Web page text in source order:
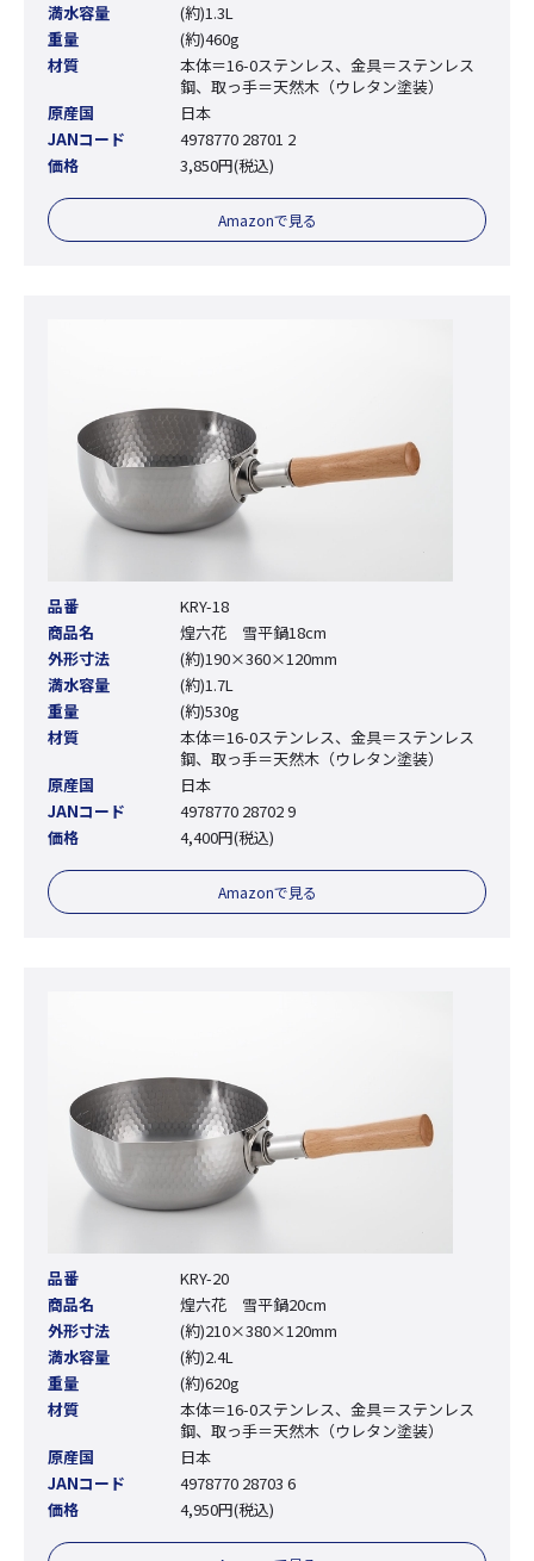
満水容量
(約)1.3L
重量
(約)460g
材質
本体＝16-0ステンレス、金具＝ステンレス
鋼、取っ手＝天然木（ウレタン塗装）
原産国
日本
JANコード
4978770 28701 2
価格
3,850円(税込)
Amazonで見る
品番
KRY-18
商品名
煌六花 雪平鍋18cm
外形寸法
(約)190×360×120mm
満水容量
(約)1.7L
重量
(約)530g
材質
本体＝16-0ステンレス、金具＝ステンレス
鋼、取っ手＝天然木（ウレタン塗装）
原産国
日本
JANコード
4978770 28702 9
価格
4,400円(税込)
Amazonで見る
品番
KRY-20
商品名
煌六花 雪平鍋20cm
外形寸法
(約)210×380×120mm
満水容量
(約)2.4L
重量
(約)620g
材質
本体＝16-0ステンレス、金具＝ステンレス
鋼、取っ手＝天然木（ウレタン塗装）
原産国
日本
JANコード
4978770 28703 6
価格
4,950円(税込)